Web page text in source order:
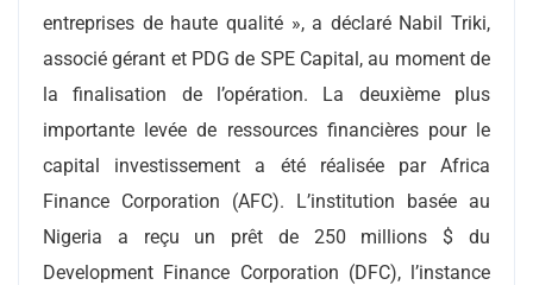
entreprises de haute qualité », a déclaré Nabil Triki,
associé gérant et PDG de SPE Capital, au moment de
la finalisation de l’opération. La deuxième plus
importante levée de ressources financières pour le
capital investissement a été réalisée par Africa
Finance Corporation (AFC). L’institution basée au
Nigeria a reçu un prêt de 250 millions $ du
Development Finance Corporation (DFC), l’instance